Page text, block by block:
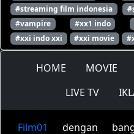
#streaming film indonesia
#vampire
#xx1 indo
#xxi indo xxi
#xxi movie
HOME MOVIE
LIVE TV
Film01
dengan